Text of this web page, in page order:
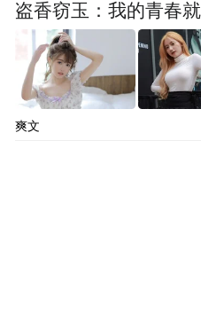
盗香窃玉：我的青春
爽文